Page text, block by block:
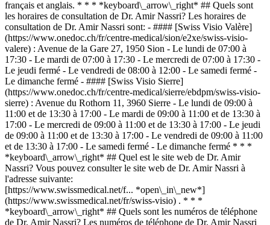
français et anglais. * * * *keyboard\_arrow\_right* ## Quels sont
les horaires de consultation de Dr. Amir Nassri? Les horaires de
consultation de Dr. Amir Nassri sont: - #### [Swiss Visio Valère]
(https://www.onedoc.ch/fr/centre-medical/sion/e2xe/swiss-visio-
valere) : Avenue de la Gare 27, 1950 Sion - Le lundi de 07:00 à
17:30 - Le mardi de 07:00 à 17:30 - Le mercredi de 07:00 à 17:30 -
Le jeudi fermé - Le vendredi de 08:00 à 12:00 - Le samedi fermé -
Le dimanche fermé - #### [Swiss Visio Sierre]
(https://www.onedoc.ch/fr/centre-medical/sierre/ebdpm/swiss-visio-
sierre) : Avenue du Rothorn 11, 3960 Sierre - Le lundi de 09:00 à
11:00 et de 13:30 à 17:00 - Le mardi de 09:00 à 11:00 et de 13:30 à
17:00 - Le mercredi de 09:00 à 11:00 et de 13:30 à 17:00 - Le jeudi
de 09:00 à 11:00 et de 13:30 à 17:00 - Le vendredi de 09:00 à 11:00
et de 13:30 à 17:00 - Le samedi fermé - Le dimanche fermé * * *
*keyboard\_arrow\_right* ## Quel est le site web de Dr. Amir
Nassri? Vous pouvez consulter le site web de Dr. Amir Nassri à
l'adresse suivante:
[https://www.swissmedical.net/f... *open\_in\_new*]
(https://www.swissmedical.net/fr/swiss-visio) . * * *
*keyboard\_arrow\_right* ## Quels sont les numéros de téléphone
de Dr. Amir Nassri? Les numéros de téléphone de Dr. Amir Nassri